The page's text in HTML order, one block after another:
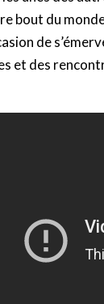
bout du
de
et des